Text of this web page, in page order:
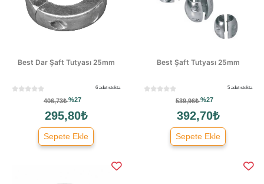
Best Dar Şaft Tutyası 25mm
6 adet stokta
406,73₺%27
295,80₺
Sepete Ekle
Best Şaft Tutyası 25mm
5 adet stokta
539,96₺%27
392,70₺
Sepete Ekle